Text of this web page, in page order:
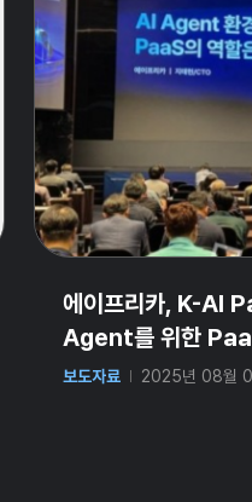
에이프리카, K-AI
Agent를 위한
보도자료 2025년 08월